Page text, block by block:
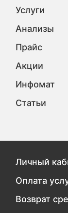
Услуги
Анализы
Прайс
Акции
Инфомат
Статьи
Личный
Оплата
Возврат